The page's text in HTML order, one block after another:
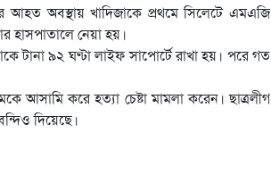
আহত অবস্থায় খাদিজাকে প্রথমে সিলেটে এমএজি
হাসপাতালে নেয়া হয়।
টানা ৯২ ঘণ্টা লাইফ সাপোর্টে রাখা হয়। পরে গত
করে হত্যা চেষ্টা মামলা করেন। ছাত্রলীগ
দিয়েছে।